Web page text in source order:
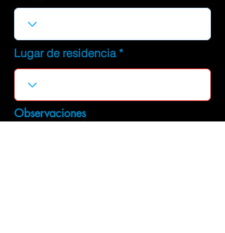
Lugar de residencia
Observaciones